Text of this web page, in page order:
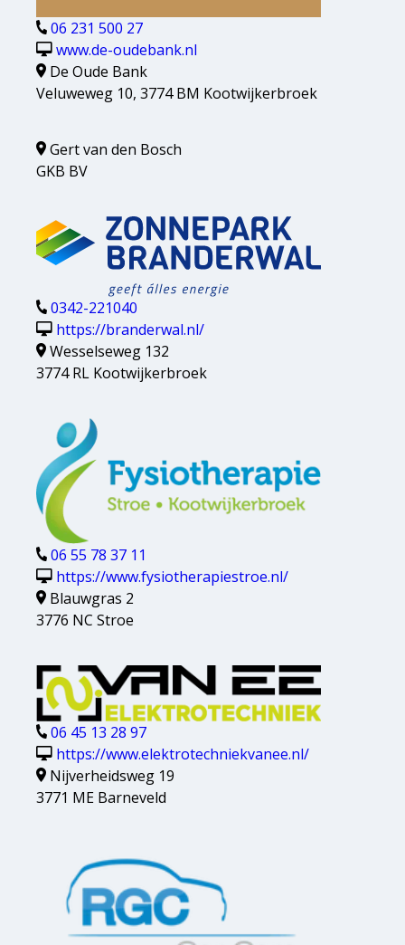
06 231 500 27
www.de-oudebank.nl
De Oude Bank
Veluweweg 10, 3774 BM Kootwijkerbroek
Gert van den Bosch
GKB BV
0342-221040
https://branderwal.nl/
Wesselseweg 132
3774 RL Kootwijkerbroek
06 55 78 37 11
https://www.fysiotherapiestroe.nl/
Blauwgras 2
3776 NC Stroe
06 45 13 28 97
https://www.elektrotechniekvanee.nl/
Nijverheidsweg 19
3771 ME Barneveld